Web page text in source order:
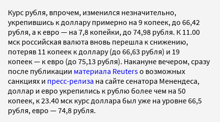
Курс рубля, впрочем, изменился незначительно,
укрепившись к доллару примерно на 9 копеек, до 66,42
рубля, а к евро — на 7,8 копейки, до 74,98 рубля. К 11.00
мск российская валюта вновь перешла к снижению,
потеряв 11 копеек к доллару (до 66,63 рубля) и 19
копеек — к евро (до 75,13 рубля). Накануне вечером, сразу
после публикации материала Reutersо возможных
санкциях и пресс-релиза на сайте сенатора Менендеса,
доллар и евро укрепились к рублю более чем на 50
копеек, к 23.40 мск курс доллара был уже на уровне 66,5
рубля, евро — 74,8 рубля.